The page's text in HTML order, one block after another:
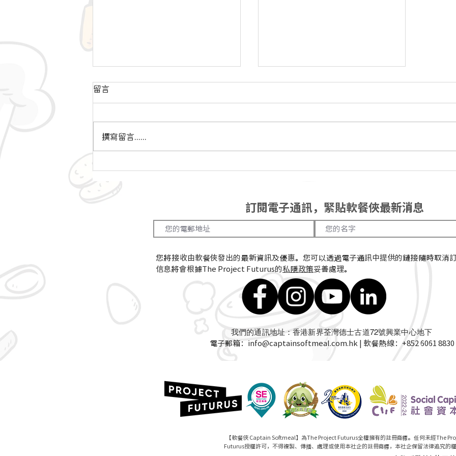
【軟餐俠分享😎】認識吞嚥困
難 @ 抱抱照護者
【軟餐俠星級分享🤩】共融廚
留言
撰寫留言......
訂閱電子通訊，緊貼軟餐俠最新消息
您將接收由軟餐俠發出的最新資訊及優惠。您可以透過電子通訊中提供的鏈接隨時取消
信息將會根據The Project Futurus的私隱政策妥善處理。
電子郵箱： info@captainsoftmeal.com.hk| 軟餐熱線：+852 6061 8830
【軟餐俠 Captain Softmeal】為The Project Futurus全權擁有的註冊商標。任何未經The
Futurus授權許可，不得複製、傳播、處理或使用本社企的註冊商標，本社企保留法律追究的
我們的通訊地址：香港新界荃灣德士古道72號興業中心地下